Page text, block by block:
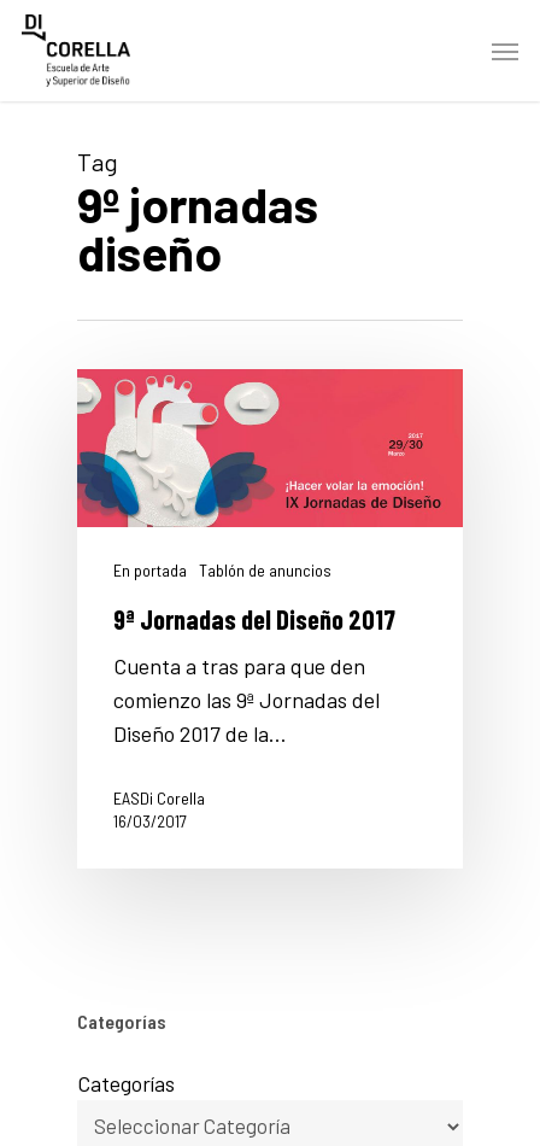
Skip
Menu
Tag
9º jornadas
diseño
En portada Tablón de anuncios
9ª Jornadas del Diseño 2017
Cuenta a tras para que den
comienzo las 9ª Jornadas del
Diseño 2017 de la…
EASDi Corella
16/03/2017
Categorías
Categorías